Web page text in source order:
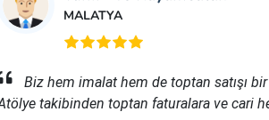
MALATYA
Biz hem imalat hem de toptan satışı
takibinden toptan faturalara ve cari